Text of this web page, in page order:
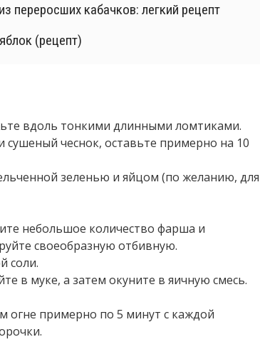
переросших кабачков: легкий рецепт
(рецепт)
вдоль тонкими длинными ломтиками.
сушеный чеснок, оставьте примерно на 10
зеленью и яйцом (по желанию, для
небольшое количество фарша и
своеобразную отбивную.
соли.
в муке, а затем окуните в яичную смесь.
огне примерно по 5 минут с каждой